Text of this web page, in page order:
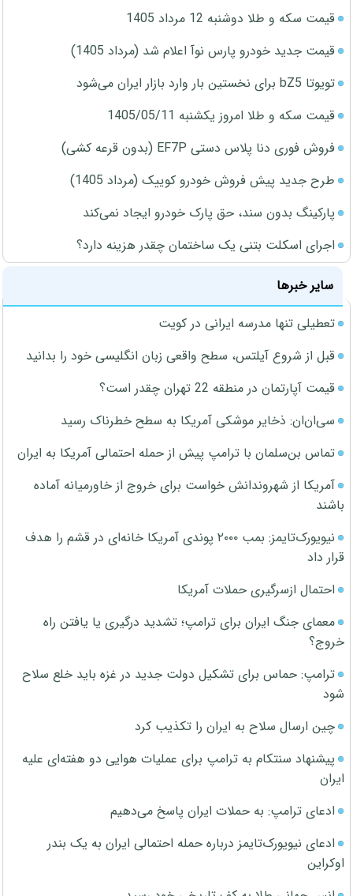
قیمت سکه و طلا دوشنبه 12 مرداد 1405
قیمت جدید خودرو پارس نوآ اعلام شد (مرداد 1405)
تویوتا bZ5 برای نخستین بار وارد بازار ایران می‌شود
قیمت سکه و طلا امروز یکشنبه 1405/05/11
فروش فوری دنا پلاس دستی EF7P (بدون قرعه کشی)
طرح جدید پیش فروش خودرو کوییک (مرداد 1405)
پارکینگ بدون سند، حق پارک خودرو ایجاد نمی‌کند
اجرای اسکلت بتنی یک ساختمان چقدر هزینه دارد؟
سایر خبرها
تعطیلی تنها مدرسه ایرانی در کویت
قبل از شروع آیلتس، سطح واقعی زبان انگلیسی خود را بدانید
قیمت آپارتمان در منطقه 22 تهران چقدر است؟
سی‌ان‌ان: ذخایر موشکی آمریکا به سطح خطرناک رسید
تماس بن‌سلمان با ترامپ پیش از حمله احتمالی آمریکا به ایران
آمریکا از شهروندانش خواست برای خروج از خاورمیانه آماده
باشند
نیویورک‌تایمز: بمب ۲۰۰۰ پوندی آمریکا خانه‌ای در قشم را هدف
قرار داد
احتمال ازسرگیری حملات آمریکا
معمای جنگ ایران برای ترامپ؛ تشدید درگیری یا یافتن راه
خروج؟
ترامپ: حماس برای تشکیل دولت جدید در غزه باید خلع سلاح
شود
چین ارسال سلاح به ایران را تکذیب کرد
پیشنهاد سنتکام به ترامپ برای عملیات هوایی دو هفته‌ای علیه
ایران
ادعای ترامپ: به حملات ایران پاسخ می‌دهیم
ادعای نیویورک‌تایمز درباره حمله احتمالی ایران به یک بندر
اوکراین